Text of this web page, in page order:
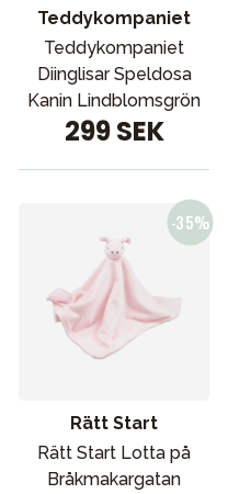
Teddykompaniet
Teddykompaniet
Diinglisar Speldosa
Kanin Lindblomsgrön
299 SEK
Rätt Start
Rätt Start Lotta på
Bråkmakargatan